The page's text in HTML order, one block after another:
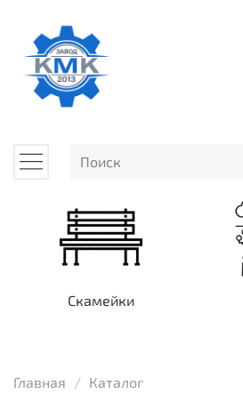
Скамейки
Главная Каталог